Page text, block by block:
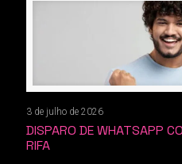
3 de julho de 2026
DISPARO DE WHATSAPP
RIFA